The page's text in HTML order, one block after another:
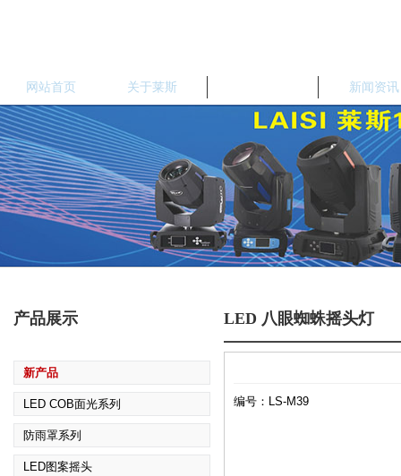
网站首页 关于莱斯 新闻资讯
产品展示
新产品
LED COB面光系列
防雨罩系列
LED图案摇头
LED 八眼蜘蛛摇头灯
编号：LS-M39